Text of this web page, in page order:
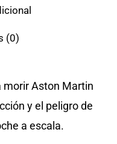
(0)
morir Aston Martin
y el peligro de
a escala.